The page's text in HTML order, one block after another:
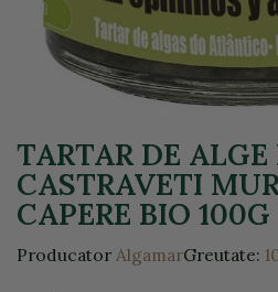
TARTAR DE
CASTRAVETI
CAPERE BIO 100G
Producator AlgamarGreutate: